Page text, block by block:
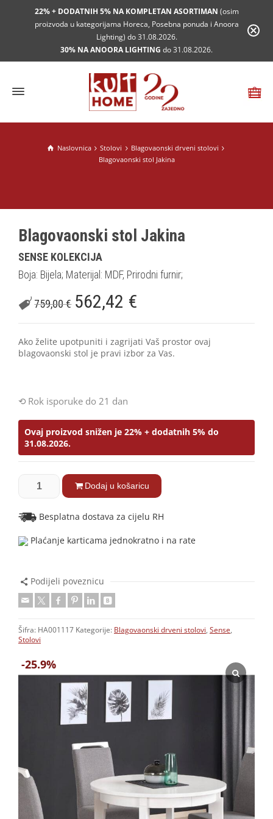
22% + DODATNIH 5% NA KOMPLETAN ASORTIMAN (osim
proizvoda u kategorijama Horeca, Posebna ponuda i Anoora
Lighting) do 31.08.2026.
30% NA ANOORA LIGHTING do 31.08.2026.
Naslovnica Stolovi
Blagovaonski drveni stolovi
Blagovaonski stol Jakina
-25.9%
Blagovaonski stol Jakina
SENSE KOLEKCIJA
Boja: Bijela; Materijal: MDF, Prirodni furnir;
759,00€ 562,42 €
Ako želite upotpuniti i zagrijati Vaš prostor ovaj
blagovaonski stol je pravi izbor za Vas.
Rok isporuke do 21 dan
Ovaj proizvod snižen je 22% + dodatnih 5% do
31.08.2026.
Dodaj u košaricu
Besplatna dostava za cijelu RH
Plaćanje karticama jednokratno i na rate
Podijeli poveznicu
Šifra: HA001117 Kategorije: Blagovaonski drveni stolovi, Sense,
Stolovi